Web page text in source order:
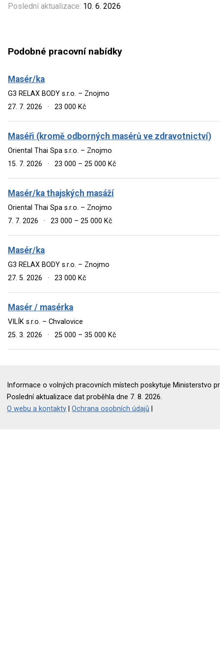
Poslední aktualizace: 10. 6. 2026
Podobné pracovní nabídky
Masér/ka
G3 RELAX BODY s.r.o. – Znojmo
27. 7. 2026
· 23 000 Kč
Maséři (kromě odborných masérů ve zdravotnictví)
Oriental Thai Spa s.r.o. – Znojmo
15. 7. 2026
· 23 000 – 25 000 Kč
Masér/ka thajských masáží
Oriental Thai Spa s.r.o. – Znojmo
7. 7. 2026
· 23 000 – 25 000 Kč
Masér/ka
G3 RELAX BODY s.r.o. – Znojmo
27. 5. 2026
· 23 000 Kč
Masér / masérka
VILÍK s.r.o. – Chvalovice
25. 3. 2026
· 25 000 – 35 000 Kč
Informace o volných pracovních místech poskytuje Ministerstvo
Poslední aktualizace dat proběhla dne 7. 8. 2026.
O webu a kontakty |Ochrana osobních údajů